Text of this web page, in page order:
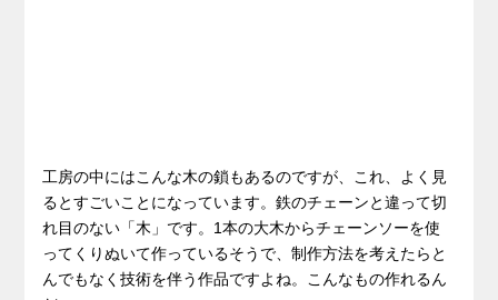
工房の中にはこんな木の鎖もあるのですが、これ、よく見
るとすごいことになっています。鉄のチェーンと違って切
れ目のない「木」です。1本の大木からチェーンソーを使
ってくりぬいて作っているそうで、制作方法を考えたらと
んでもなく技術を伴う作品ですよね。こんなもの作れるん